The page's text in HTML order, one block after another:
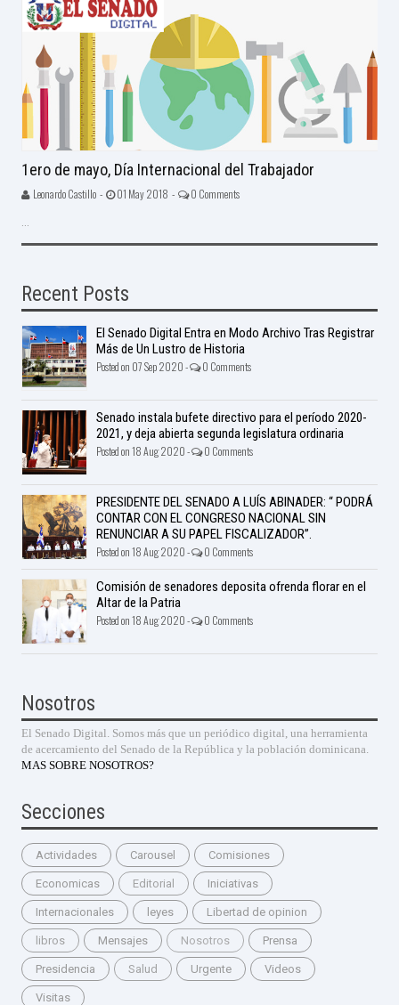
1ero de mayo, Día Internacional del Trabajador
Leonardo Castillo - 01 May 2018 - 0 Comments
Recent Posts
El Senado Digital Entra en Modo Archivo Tras Registrar
Más de Un Lustro de Historia
Posted on 07 Sep 2020 - 0 Comments
Senado instala bufete directivo para el período 2020-
2021, y deja abierta segunda legislatura ordinaria
Posted on 18 Aug 2020 - 0 Comments
PRESIDENTE DEL SENADO A LUÍS ABINADER: “ PODRÁ
CONTAR CON EL CONGRESO NACIONAL SIN
RENUNCIAR A SU PAPEL FISCALIZADOR”.
Posted on 18 Aug 2020 - 0 Comments
Comisión de senadores deposita ofrenda florar en el
Altar de la Patria
Posted on 18 Aug 2020 - 0 Comments
Nosotros
El Senado Digital. Somos más que un periódico digital, una herramienta
de acercamiento del Senado de la República y la población dominicana.
MAS SOBRE NOSOTROS?
Secciones
Actividades Carousel Comisiones
Economicas Editorial Iniciativas
Internacionales leyes Libertad de opinion
libros Mensajes Nosotros Prensa
Presidencia Salud Urgente Videos
Visitas